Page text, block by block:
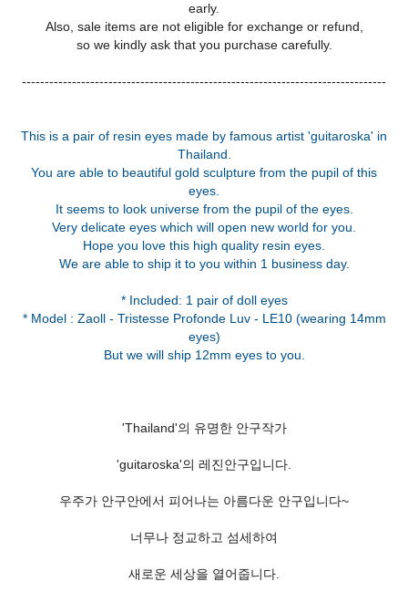
early.
Also, sale items are not eligible for exchange or refund,
so we kindly ask that you purchase carefully.
--------------------------------------------------------------------------------
This is a pair of resin eyes made by famous artist 'guitaroska' in
Thailand.
You are able to beautiful gold sculpture from the pupil of this
eyes.
It seems to look universe from the pupil of the eyes.
Very delicate eyes which will open new world for you.
Hope you love this high quality resin eyes.
We are able to ship it to you within 1 business day.
* Included: 1 pair of doll eyes
* Model : Zaoll - Tristesse Profonde Luv - LE10 (wearing 14mm
eyes)
'Thailand'의 유명한 안구작가
'guitaroska'의 레진안구입니다.
우주가 안구안에서 피어나는 아름다운 안구입니다~
너무나 정교하고 섬세하여
새로운 세상을 열어줍니다.